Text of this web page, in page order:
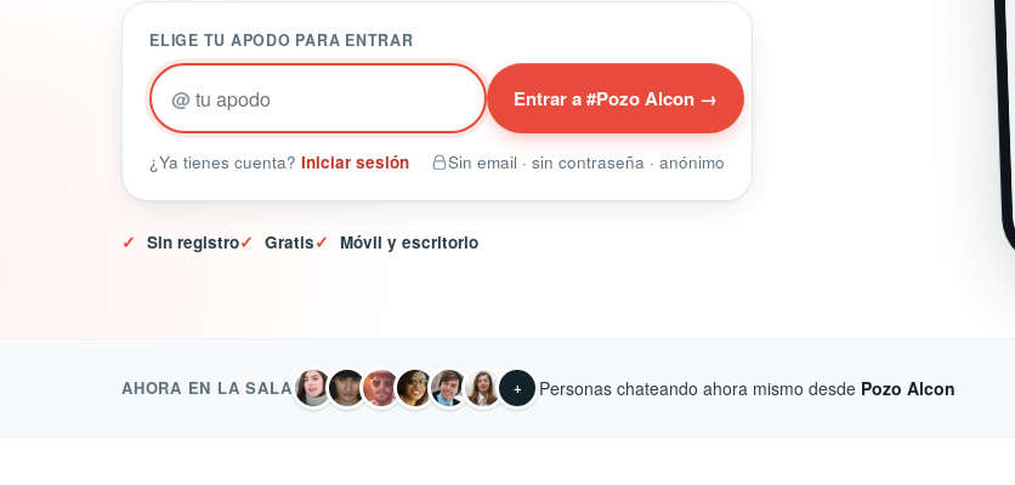
ELIGE TU APODO PARA ENTRAR
@ Entrar a #Pozo Alcon →
¿Ya tienes cuenta? Iniciar sesión Sin email · sin contraseña · anónimo
✓ Sin registro✓ Gratis✓ Móvil y escritorio
AHORA EN LA SALA + Personas chateando ahora mismo desde Pozo Alcon